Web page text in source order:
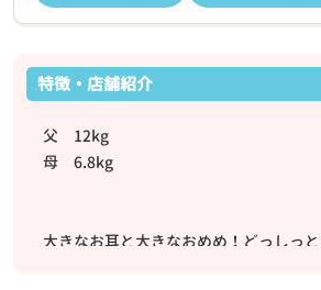
❮
特徴・店舗紹介
父 12kg
母 6.8kg
大きなお耳と大きなおめめ！どっしっ